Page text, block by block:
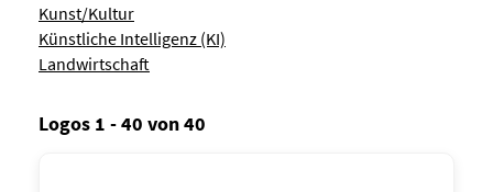
Kunst/Kultur
Künstliche Intelligenz (KI)
Landwirtschaft
Logos 1 - 40 von 40